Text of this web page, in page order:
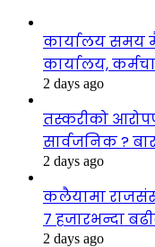
कार्यालय
कार्यालय,
2 days ago
तस्करीको
सार्वजनिक ?
2 days ago
कलैयामा
७ हजारभन्दा
2 days ago